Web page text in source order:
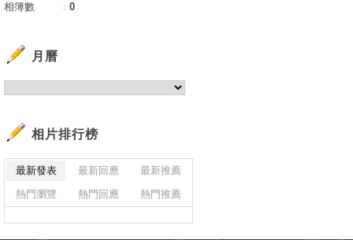
相簿數
： 0
月曆
相片排行榜
最新發表 最新回應
最新推薦
熱門瀏覽
熱門回應 熱門推薦